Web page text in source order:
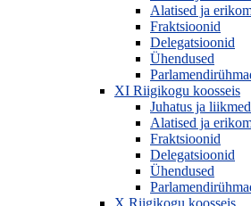
Alatised ja
Fraktsioonid
Delegatsioonid
Ühendused
XI Riigikogu koosseis
Juhatus ja liikmed
Alatised ja
Fraktsioonid
Delegatsioonid
Ühendused
X Riigikogu koosseis